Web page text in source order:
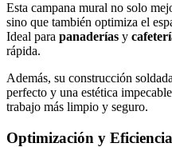
Esta campana mural no solo
sino que también optimiza el
Ideal para panaderías y
rápida.
Además, su construcción
perfecto y una estética
trabajo más limpio y seguro.
Optimización y Eficiencia